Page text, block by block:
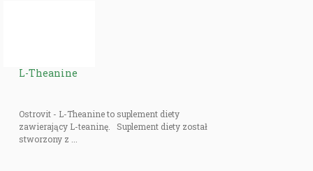
L-Theanine
Ostrovit - L-Theanine to suplement diety
zawierający L-teaninę. Suplement diety został
stworzony z ...